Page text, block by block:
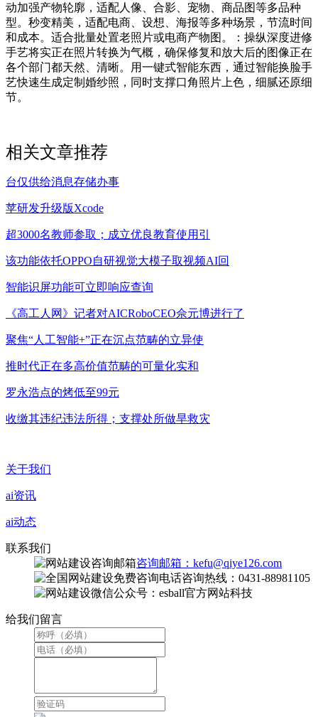
动加强产物轮廓，适配人像、合影、宠物、商品图等多品种
型。秒变精美，适配电商、设想、海报等多种场景，节流时间
和成本。适合批量处置老照片或电商产物图。：操纵深度进修
手艺将实正在照片转换为气概，确保修复和放大后的图像正在
各个部门都天然、清晰。用一键式智能东西，通过智能换脸手
艺快速生成定制婚纱照，同时支撑口角照片上色，细腻还原细
节。
相关文章推荐
台仅供给消息存储办事
苹研发升级版Xcode
超3000名教师参取；成立优良教育使用引
该功能依托OPPO自研视觉大模子取视频AI回
智能识屏功能可立即响应查询
《高工人网》记者对AICRoboCEO佘元博进行了
聚焦“人工智能+”正在沉点范畴的立异使
推时代正在多高价值范畴的可量化实和
罗永浩点的烤低至99元
收缴其违纪违法所得；支撑处所做旱救灾
关于我们
ai资讯
ai动态
联系我们
咨询邮箱：kefu@qiye126.com
咨询热线：0431-88981105
微信公众号：esball官方网站科技
给我们留言